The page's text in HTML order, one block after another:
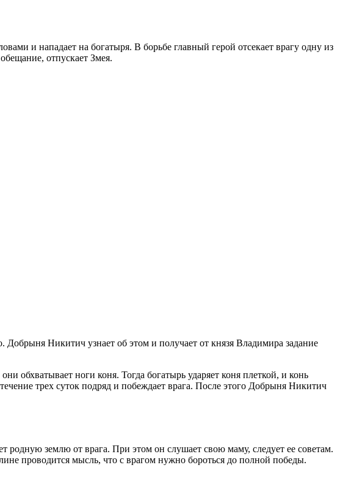
и нападает на богатыря. В борьбе главный герой отсекает врагу одну из
отпускает Змея.
Добрыня Никитич узнает об этом и получает от князя Владимира задание
обхватывает ноги коня. Тогда богатырь ударяет коня плеткой, и конь
трех суток подряд и побеждает врага. После этого Добрыня Никитич
родную землю от врага. При этом он слушает свою маму, следует ее советам.
проводится мысль, что с врагом нужно бороться до полной победы.